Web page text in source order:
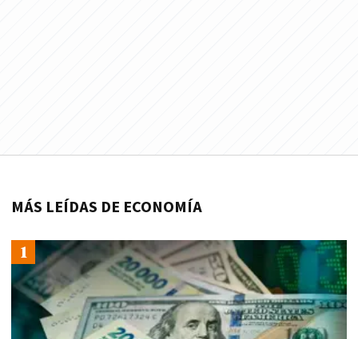
MÁS LEÍDAS DE ECONOMÍA